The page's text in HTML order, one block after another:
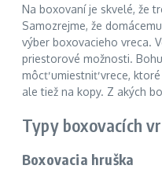
Na boxovaní je skvelé, že
Samozrejme, že
výber boxovacieho vreca.
priestorové možnosti.
môcť umiestniť vrece,
ale tiež na kopy. Z akých
Typy boxovacích
Boxovacia hruška